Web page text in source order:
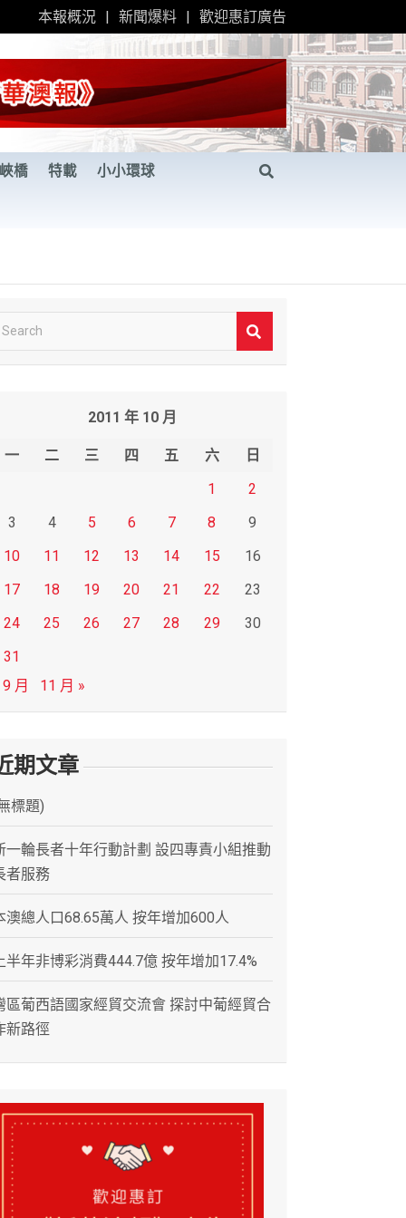
本報概況 新聞爆料 歡迎惠訂廣告
橋 特載 小小環球
2011 年 10 月
一 二 三 四 五 六
日
1
2
3
4 5 6 7 8
9
10
11 12 13 14 15
16
17
18 19 20 21 22
23
24
25 26 27 28 29
30
31
月
11 月 »
期文章
標題)
一輪長者十年行動計劃 設四專責小組推動
者服務
澳總人口68.65萬人 按年增加600人
半年非博彩消費444.7億 按年增加17.4%
區葡西語國家經貿交流會 探討中葡經貿合
新路徑